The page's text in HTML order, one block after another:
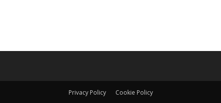
Privacy Policy Cookie Policy